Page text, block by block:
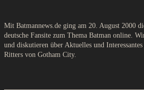
Mit Batmannews.de ging am 20. August 2000
deutsche Fansite zum Thema Batman online.
und diskutieren über Aktuelles und
Ritters von Gotham City.